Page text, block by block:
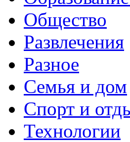
Общество
Развлечения
Разное
Семья и дом
Спорт и
Технологии